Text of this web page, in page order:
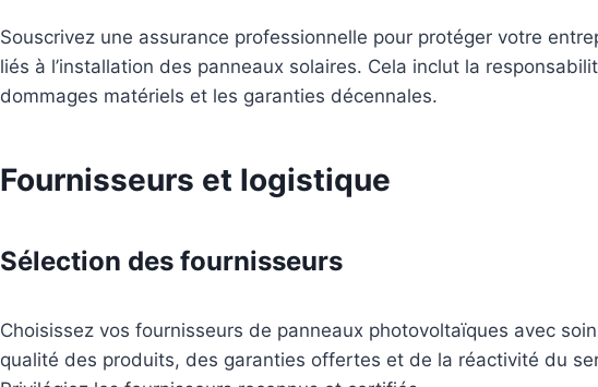
Souscrivez une assurance professionnelle pour protéger votre
liés à l’installation des panneaux solaires. Cela inclut la
dommages matériels et les garanties décennales.
Fournisseurs et logistique
Sélection des fournisseurs
Choisissez vos fournisseurs de panneaux photovoltaïques avec
qualité des produits, des garanties offertes et de la réactivité du